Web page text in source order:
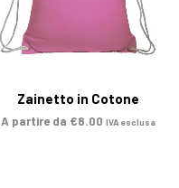
Zainetto in Cotone
A partire da €8.00 IVA esclusa